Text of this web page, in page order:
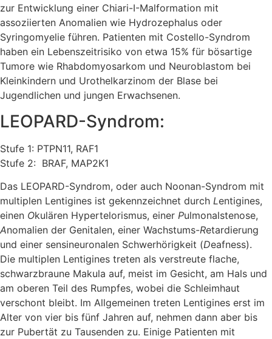
zur Entwicklung einer Chiari-I-Malformation mit
assoziierten Anomalien wie Hydrozephalus oder
Syringomyelie führen. Patienten mit Costello-Syndrom
haben ein Lebenszeitrisiko von etwa 15% für bösartige
Tumore wie Rhabdomyosarkom und Neuroblastom bei
Kleinkindern und Urothelkarzinom der Blase bei
Jugendlichen und jungen Erwachsenen.
LEOPARD-Syndrom:
Stufe 1: PTPN11, RAF1
Stufe 2: BRAF, MAP2K1
Das LEOPARD-Syndrom, oder auch Noonan-Syndrom mit
multiplen Lentigines ist gekennzeichnet durch Lentigines,
einen Okulären Hypertelorismus, einer Pulmonalstenose,
Anomalien der Genitalen, einer Wachstums-Retardierung
und einer sensineuronalen Schwerhörigkeit (Deafness).
Die multiplen Lentigines treten als verstreute flache,
schwarzbraune Makula auf, meist im Gesicht, am Hals und
am oberen Teil des Rumpfes, wobei die Schleimhaut
verschont bleibt. Im Allgemeinen treten Lentigines erst im
Alter von vier bis fünf Jahren auf, nehmen dann aber bis
zur Pubertät zu Tausenden zu. Einige Patienten mit